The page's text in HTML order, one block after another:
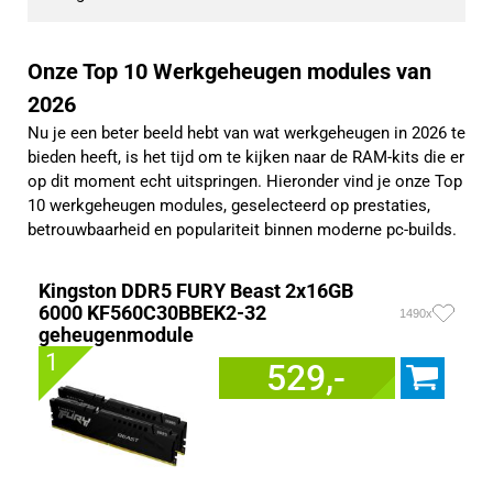
Onze Top 10 Werkgeheugen modules van
2026
Nu je een beter beeld hebt van wat werkgeheugen in 2026 te
bieden heeft, is het tijd om te kijken naar de RAM-kits die er
op dit moment echt uitspringen. Hieronder vind je onze Top
10 werkgeheugen modules, geselecteerd op prestaties,
betrouwbaarheid en populariteit binnen moderne pc-builds.
Kingston DDR5 FURY Beast 2x16GB
6000 KF560C30BBEK2-32
geheugenmodule
1490x
1 529,-